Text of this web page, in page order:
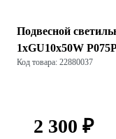
Подвесной
1xGU10x50W
Код товара: 22880037
2 300 ₽